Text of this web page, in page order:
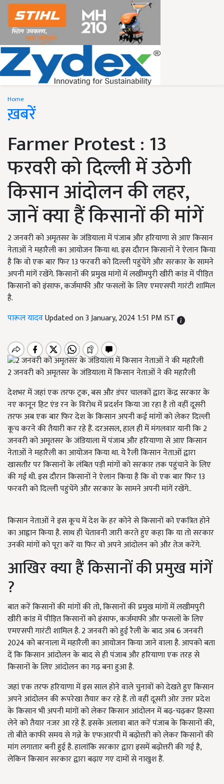
Home
ख़बरें
Farmer Protest : 13
फरवरी को दिल्ली में उठेगी
किसान आंदोलन की लहर,
जानें क्या हैं किसानों की मांगें
2 जनवरी को अमृतसर के जंडियाला में पंजाब और हरियाणा से आए किसान
नेताओं ने महारैली का आयोजन किया था. इस दौरान किसानों ने ऐलान किया
है कि वो एक बार फिर 13 फरवरी को दिल्ली पहुंचेंगे और सरकार के सामने
अपनी मांगें रखेंगे. किसानों की प्रमुख मांगों में लखीमपुरी खीरी कांड में पीड़ित
किसानों को इंसाफ, कर्जमाफी और फसलों के लिए एमएसपी गारंटी शामिल
है.
पारूल यादवUpdated on 3 January, 2024 1:51 PM IST
2 जनवरी को अमृतसर के जंडियाला में किसान नेताओं ने की महारैली
देशभर में जहां एक तरफ ट्रक, बस और डंपर चालकों द्वारा केंद्र सरकार के
नए कानून हिट एंड रन के विरोध में प्रदर्शन किया जा रहा है तो वहीं दूसरी
तरफ अब एक बार फिर देश के किसान अपनी कई मांगों को लेकर दिल्ली
कूच करने की तैयारी कर रहे हैं. दरअसल, हाल ही में मंगलवार यानी कि 2
जनवरी को अमृतसर के जंडियाला में पंजाब और हरियाणा से आए किसान
नेताओं ने महारैली का आयोजन किया था. ये रैली किसान नेताओं द्वारा
खासतौर पर किसानों के लंबित पड़ी मांगों को सरकार तक पहुंचाने के लिए
की गई थी. इस दौरान किसानों ने ऐलान किया है कि वो एक बार फिर 13
फरवरी को दिल्ली पहुंचेंगे और सरकार के सामने अपनी मांगें रखेंगे..
किसान नेताओं ने इस कूच में देश के हर कोने से किसानों को एकत्रित होने
का आह्वान किया है. साथ ही चेतावनी जारी करते हुए कहा कि या तो सरकार
उनकी मांगों को पूरा करें या फिर वो अपने आंदोलन को और तेज करेंगे.
आखिर क्या हैं किसानों की प्रमुख मांगें
?
बात करें किसानों की मांगों की तो, किसानों की प्रमुख मांगों में लखीमपुरी
खीरी कांड में पीड़ित किसानों को इंसाफ, कर्जमाफी और फसलों के लिए
एमएसपी गारंटी शामिल है. 2 जनवरी को हुई रैली के बाद अब 6 जनवरी
2024 को बरनाला में महारैली का आयोजन किया जाने वाला है. आपको बता
दें कि किसान आंदोलन के बाद से ही पंजाब और हरियाणा एक तरह से
किसानों के लिए आंदोलन का गढ़ बना हुआ है.
जहां एक तरफ हरियाणा में इस साल होने वाले चुनावों को देखते हुए किसान
अपने आंदोलन की रूपरेखा तैयार कर रहे हैं. तो वहीं दूसरी ओर उत्तर प्रदेश
के किसान भी अपनी मांगों को लेकर किसान आंदोलन में बढ़-चढ़कर हिस्सा
लेने को तैयार नजर आ रहे हैं. इसके अलावा बात करें पंजाब के किसानों की,
तो बीते काफी समय से गन्ने के एफआरपी में बढ़ोत्तरी को लेकर किसानों की
मांग लगातार बनी हुई है. हालांकि सरकार द्वारा इसमें बढ़ोत्तरी की गई है,
लेकिन किसान सरकार द्वारा बढ़ाए गए दामों से नाखुश हैं.